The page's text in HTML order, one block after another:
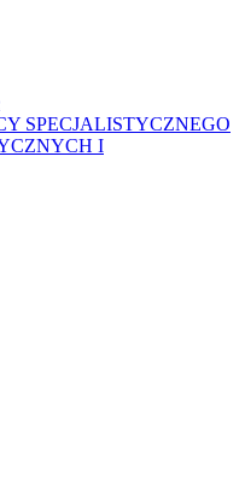
SPECJALISTYCZNEGO
I